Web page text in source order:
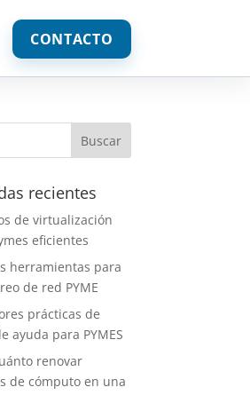
CONTACTO
recientes
de virtualización
eficientes
herramientas para
de red PYME
prácticas de
ayuda para PYMES
renovar
de cómputo en una